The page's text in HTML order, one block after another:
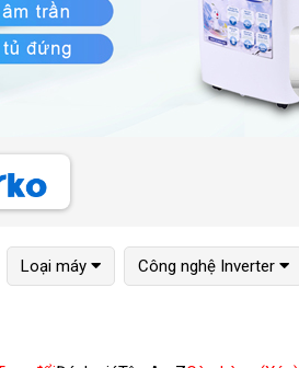
Loại máy Công nghệ Inverter